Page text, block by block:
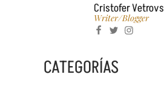
Cristofer Vetrovs
Writer/blogger
CATEGORÍAS